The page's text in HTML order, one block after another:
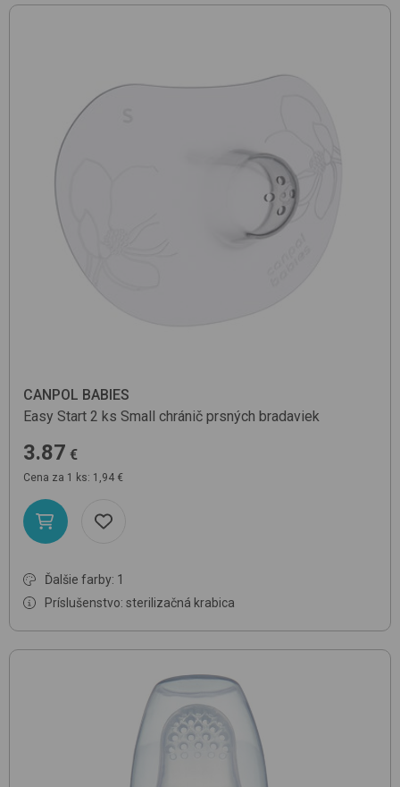
CANPOL BABIES
Easy Start 2 ks Small chránič prsných bradaviek
3.87 €
Cena za 1 ks: 1,94 €
Ďalšie farby: 1
Príslušenstvo: sterilizačná krabica